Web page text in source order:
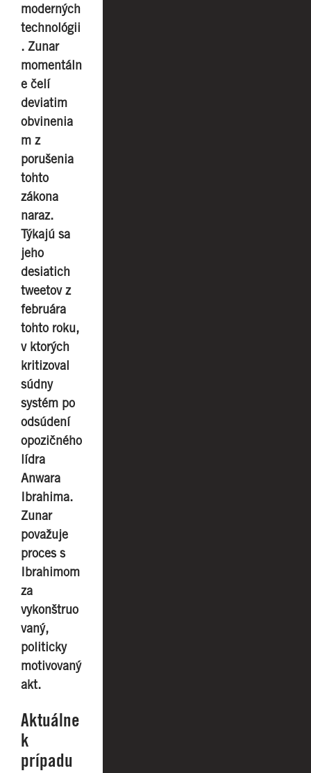
moderných
technológii
. Zunar
momentáln
e čelí
deviatim
obvinenia
m z
porušenia
tohto
zákona
naraz.
Týkajú sa
jeho
desiatich
tweetov z
februára
tohto roku,
v ktorých
kritizoval
súdny
systém po
odsúdení
opozičného
lídra
Anwara
Ibrahima.
Zunar
považuje
proces s
Ibrahimom
za
vykonštruo
vaný,
politicky
motivovaný
akt.
Aktuálne
k
prípadu